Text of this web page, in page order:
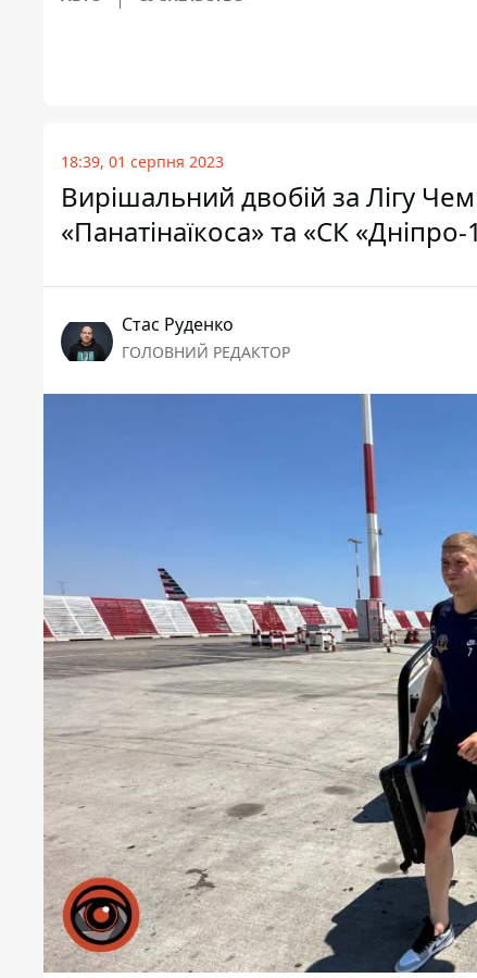
18:39, 01 серпня 2023
Вирішальний двобій за Лігу
«Панатінаїкоса» та «СК «Дніпро-
Стас Руденко
ГОЛОВНИЙ РЕДАКТОР